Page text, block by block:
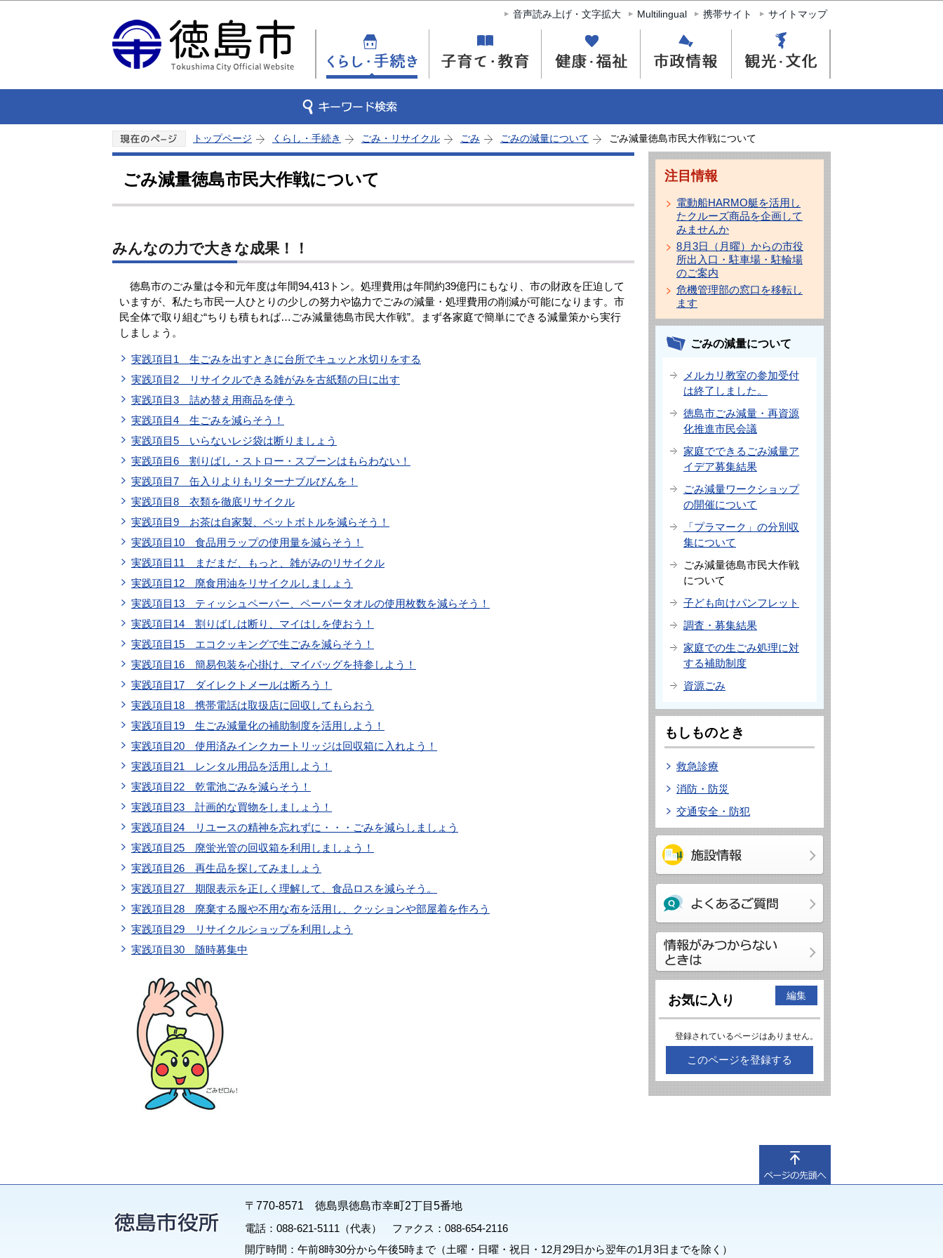
このページの本文へ移動
音声読み上げ・文字拡大 Multilingual 携帯サイト サイトマップ
トップページ くらし・手続き ごみ・リサイクル ごみ ごみの減量について ごみ減量徳島市民大作戦について
ごみ減量徳島市民大作戦について
みんなの力で大きな成果！！
徳島市のごみ量は令和元年度は年間94,413トン。処理費用は年間約39億円にもなり、市の財政を圧迫して
いますが、私たち市民一人ひとりの少しの努力や協力でごみの減量・処理費用の削減が可能になります。市
民全体で取り組む“ちりも積もれば…ごみ減量徳島市民大作戦”。まず各家庭で簡単にできる減量策から実行
しましょう。
実践項目1 生ごみを出すときに台所でキュッと水切りをする
実践項目2 リサイクルできる雑がみを古紙類の日に出す
実践項目3 詰め替え用商品を使う
実践項目4 生ごみを減らそう！
実践項目5 いらないレジ袋は断りましょう
実践項目6 割りばし・ストロー・スプーンはもらわない！
実践項目7 缶入りよりもリターナブルびんを！
実践項目8 衣類を徹底リサイクル
実践項目9 お茶は自家製、ペットボトルを減らそう！
実践項目10 食品用ラップの使用量を減らそう！
実践項目11 まだまだ、もっと、雑がみのリサイクル
実践項目12 廃食用油をリサイクルしましょう
実践項目13 ティッシュペーパー、ペーパータオルの使用枚数を減らそう！
実践項目14 割りばしは断り、マイはしを使おう！
実践項目15 エコクッキングで生ごみを減らそう！
実践項目16 簡易包装を心掛け、マイバッグを持参しよう！
実践項目17 ダイレクトメールは断ろう！
実践項目18 携帯電話は取扱店に回収してもらおう
実践項目19 生ごみ減量化の補助制度を活用しよう！
実践項目20 使用済みインクカートリッジは回収箱に入れよう！
実践項目21 レンタル用品を活用しよう！
実践項目22 乾電池ごみを減らそう！
実践項目23 計画的な買物をしましょう！
実践項目24 リユースの精神を忘れずに・・・ごみを減らしましょう
実践項目25 廃蛍光管の回収箱を利用しましょう！
実践項目26 再生品を探してみましょう
実践項目27 期限表示を正しく理解して、食品ロスを減らそう。
実践項目28 廃棄する服や不用な布を活用し、クッションや部屋着を作ろう
実践項目29 リサイクルショップを利用しよう
実践項目30 随時募集中
注目情報
電動船HARMO艇を活用し
たクルーズ商品を企画して
みませんか
8月3日（月曜）からの市役
所出入口・駐車場・駐輪場
のご案内
危機管理部の窓口を移転し
ます
ごみの減量について
メルカリ教室の参加受付
は終了しました。
徳島市ごみ減量・再資源
化推進市民会議
家庭でできるごみ減量ア
イデア募集結果
ごみ減量ワークショップ
の開催について
「プラマーク」の分別収
集について
ごみ減量徳島市民大作戦
について
子ども向けパンフレット
調査・募集結果
家庭での生ごみ処理に対
する補助制度
資源ごみ
もしものとき
救急診療
消防・防災
交通安全・防犯
お気に入り 編集
登録されているページはありません。
このページを登録する
〒770-8571 徳島県徳島市幸町2丁目5番地
電話：088-621-5111（代表） ファクス：088-654-2116
開庁時間：午前8時30分から午後5時まで（土曜・日曜・祝日・12月29日から翌年の1月3日までを除く）